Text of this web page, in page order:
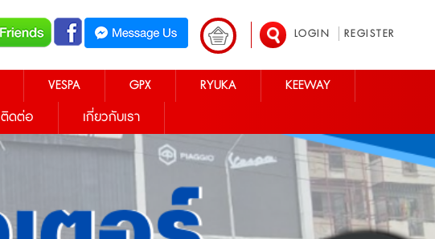
LOGIN REGISTER
VESPA GPX RYUKA
KEEWAY
ติดต่อ เกี่ยวกับเรา